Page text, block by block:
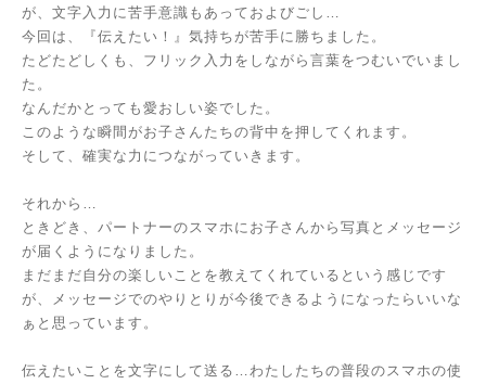
が、文字入力に苦手意識もあっておよびごし…
今回は、『伝えたい！』気持ちが苦手に勝ちました。
たどたどしくも、フリック入力をしながら言葉をつむいでいまし
た。
なんだかとっても愛おしい姿でした。
このような瞬間がお子さんたちの背中を押してくれます。
そして、確実な力につながっていきます。
それから…
ときどき、パートナーのスマホにお子さんから写真とメッセージ
が届くようになりました。
まだまだ自分の楽しいことを教えてくれているという感じです
が、メッセージでのやりとりが今後できるようになったらいいな
ぁと思っています。
伝えたいことを文字にして送る…わたしたちの普段のスマホの使